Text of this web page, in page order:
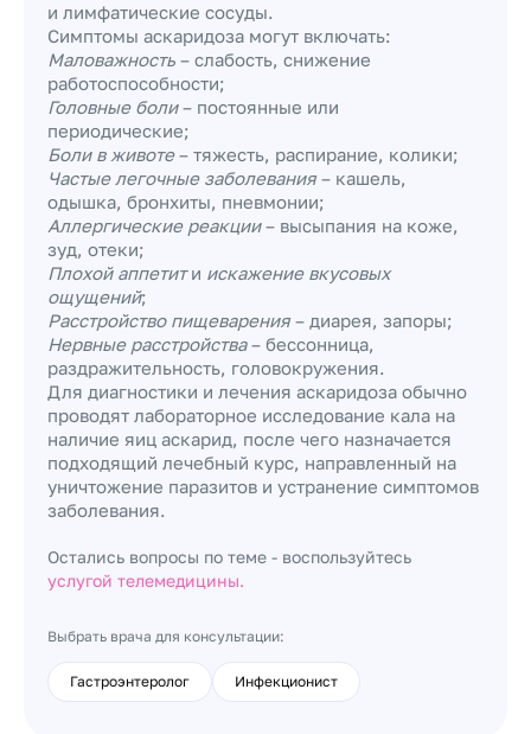
и лимфатические сосуды.
Симптомы аскаридоза могут включать:
Маловажность – слабость, снижение
работоспособности;
Головные боли– постоянные или
периодические;
Боли в животе– тяжесть, распирание, колики;
Частые легочные заболевания– кашель,
одышка, бронхиты, пневмонии;
Аллергические реакции– высыпания на коже,
зуд, отеки;
Плохой аппетити искажение вкусовых
ощущений;
Расстройство пищеварения– диарея, запоры;
Нервные расстройства– бессонница,
раздражительность, головокружения.
Для диагностики и лечения аскаридоза обычно
проводят лабораторное исследование кала на
наличие яиц аскарид, после чего назначается
подходящий лечебный курс, направленный на
уничтожение паразитов и устранение симптомов
заболевания.
Остались вопросы по теме - воспользуйтесь
услугой телемедицины.
Выбрать врача для консультации:
Гастроэнтеролог Инфекционист